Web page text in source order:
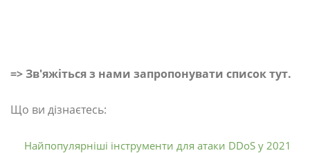
=> Зв'яжіться з нами запропонувати список тут.
Що ви дізнаєтесь:
Найпопулярніші інструменти для атаки DDoS у 2021